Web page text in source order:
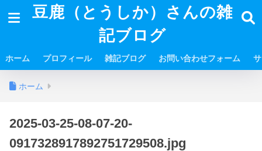
豆鹿（とうしか）さんの雑
記ブログ
ホーム プロフィール 雑記ブログ お問い合わせフォーム
ホーム
2025-03-25-08-07-20-
0917328917892751729508.jpg